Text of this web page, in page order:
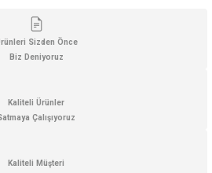
Sizden Önce
Biz Deniyoruz
Kaliteli Ürünler
Çalışıyoruz
Kaliteli Müşteri